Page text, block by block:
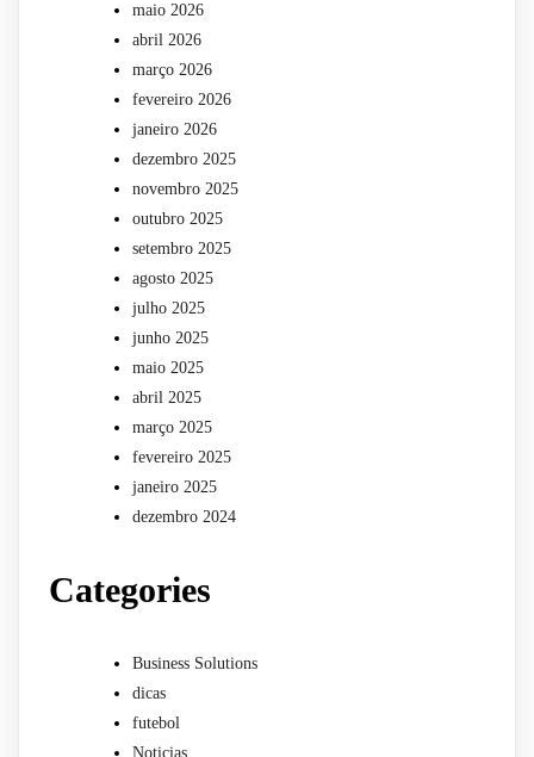
maio 2026
abril 2026
março 2026
fevereiro 2026
janeiro 2026
dezembro 2025
novembro 2025
outubro 2025
setembro 2025
agosto 2025
julho 2025
junho 2025
maio 2025
abril 2025
março 2025
fevereiro 2025
janeiro 2025
dezembro 2024
Categories
Business Solutions
dicas
futebol
Noticias